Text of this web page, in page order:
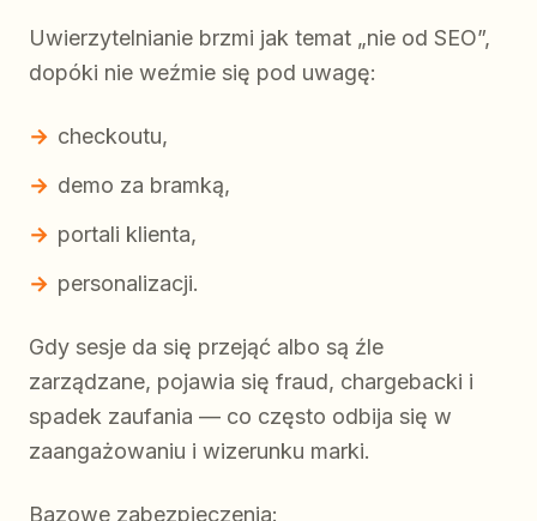
Uwierzytelnianie brzmi jak temat „nie od SEO”,
dopóki nie weźmie się pod uwagę:
checkoutu,
demo za bramką,
portali klienta,
personalizacji.
Gdy sesje da się przejąć albo są źle
zarządzane, pojawia się fraud, chargebacki i
spadek zaufania — co często odbija się w
zaangażowaniu i wizerunku marki.
Bazowe zabezpieczenia: